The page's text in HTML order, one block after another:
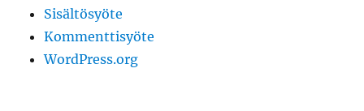
Sisältösyöte
Kommenttisyöte
WordPress.org